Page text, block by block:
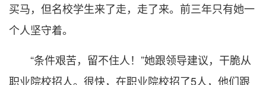
买马，但名校学生来了走，走了来。前三年只有她一
个人坚守着。
“条件艰苦，留不住人！”她跟领导建议，干脆从
职业院校招人。很快，在职业院校招了5人，他们跟